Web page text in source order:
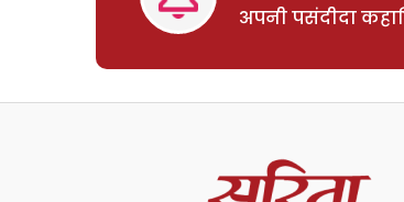
अपनी पसंदीदा